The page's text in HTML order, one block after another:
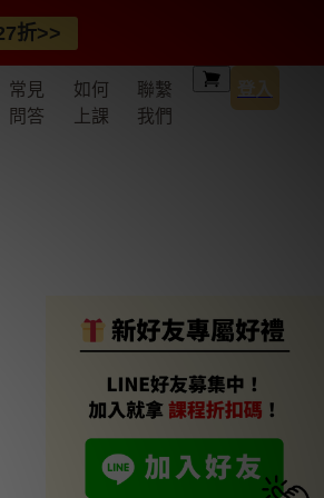
常見
問答
如何
上課
聯繫
我們
折>>